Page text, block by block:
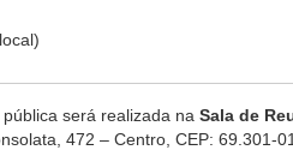
será realizada na Sala de
472 – Centro, CEP: 69.301-